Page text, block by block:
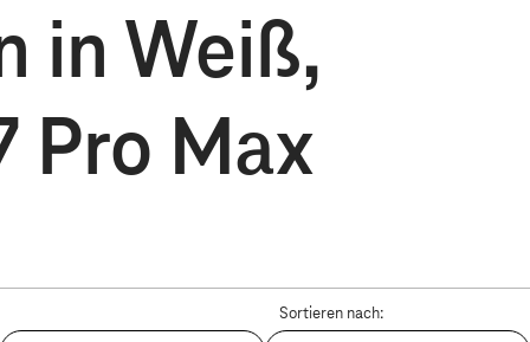
in Weiß,
Pro Max
Sortieren nach: